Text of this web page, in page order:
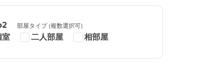
部屋タイプ (複数選択可)
室 二人部屋 相部屋